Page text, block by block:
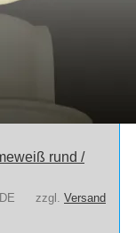
rund /
zzgl. Versand